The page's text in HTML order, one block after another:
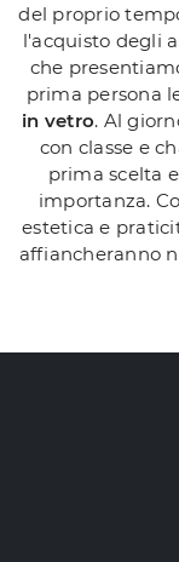
del proprio
l'acquisto degli
che
prima persona
in vetro. Al
con classe e
prima scelta
importanza.
estetica e
affiancheranno